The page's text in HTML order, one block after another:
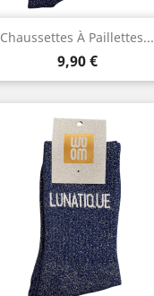
Chaussettes À Paillettes...
Prix
9,90 €